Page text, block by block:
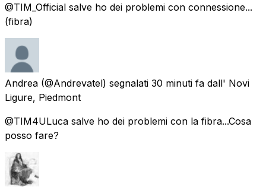
@TIM_Official salve ho dei problemi con connessione...
(fibra)
Andrea (@Andrevatel) segnalati 30 minuti fa dall' Novi
Ligure, Piedmont
@TIM4ULuca salve ho dei problemi con la fibra...Cosa
posso fare?